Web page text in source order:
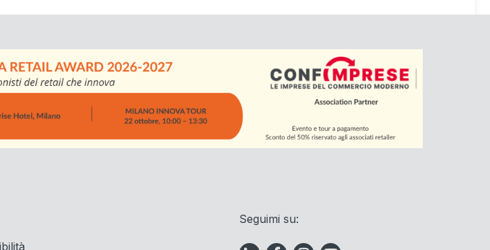
Seguimi su: